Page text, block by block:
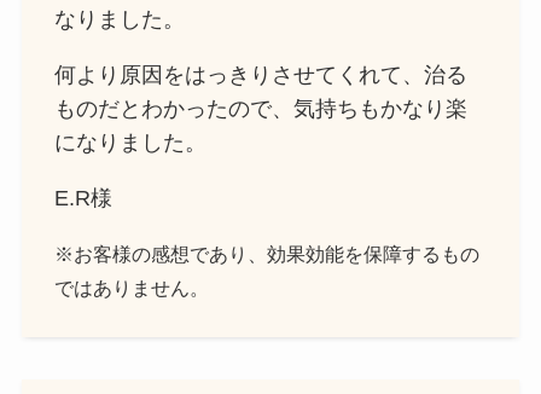
なりました。
何より原因をはっきりさせてくれて、治る
ものだとわかったので、気持ちもかなり楽
になりました。
E.R様
※お客様の感想であり、効果効能を保障するもの
ではありません。